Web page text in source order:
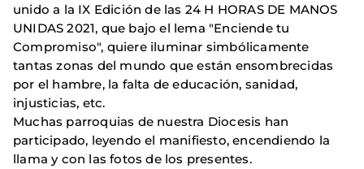
unido a la IX Edición de las 24 H HORAS DE MANOS
UNIDAS 2021, que bajo el lema "Enciende tu
Compromiso", quiere iluminar simbólicamente
tantas zonas del mundo que están ensombrecidas
por el hambre, la falta de educación, sanidad,
injusticias, etc.
Muchas parroquias de nuestra Diocesis han
participado, leyendo el manifiesto, encendiendo la
llama y con las fotos de los presentes.